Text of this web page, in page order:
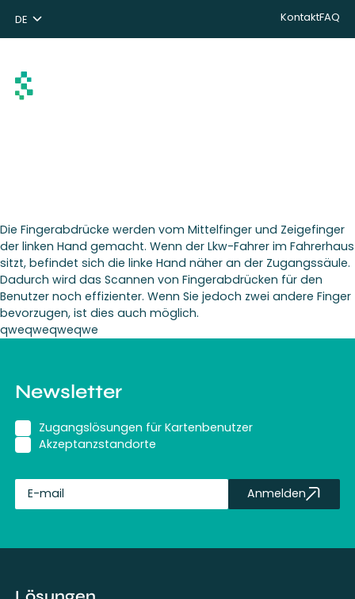
DE
NL
ENG
KontaktFAQ
Die Fingerabdrücke werden vom Mittelfinger und Zeigefinger
der linken Hand gemacht. Wenn der Lkw-Fahrer im Fahrerhaus
sitzt, befindet sich die linke Hand näher an der Zugangssäule.
Dadurch wird das Scannen von Fingerabdrücken für den
Benutzer noch effizienter. Wenn Sie jedoch zwei andere Finger
bevorzugen, ist dies auch möglich.
qweqweqweqwe
Newsletter
Zugangslösungen für Kartenbenutzer
Akzeptanzstandorte
Anmelden